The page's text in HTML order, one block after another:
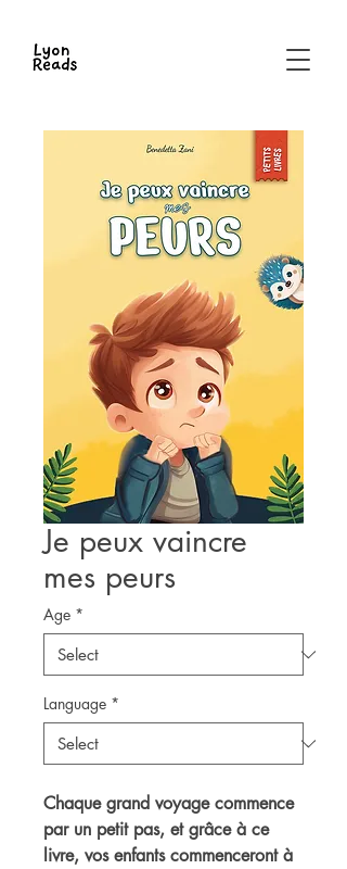
Je peux vaincre
mes peurs
Age *
Language *
Chaque grand voyage commence
par un petit pas, et grâce à ce
livre, vos enfants commenceront à